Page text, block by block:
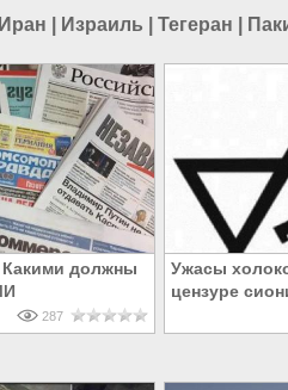
Иран Израиль Тегеран
должны
287
Ужасы
цензуре